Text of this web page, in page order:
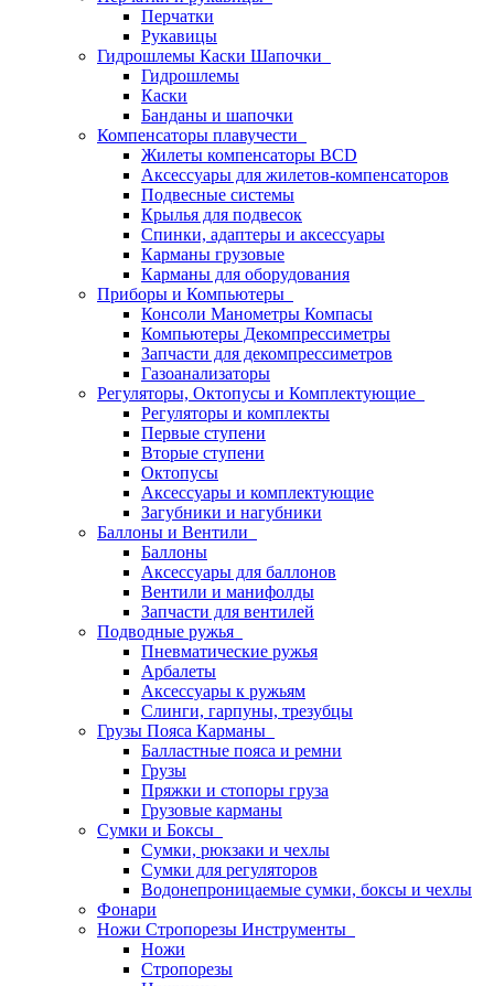
Перчатки
Рукавицы
Гидрошлемы Каски Шапочки
Гидрошлемы
Каски
Банданы и шапочки
Компенсаторы плавучести
Жилеты компенсаторы BCD
Аксессуары для жилетов-компенсаторов
Подвесные системы
Крылья для подвесок
Спинки, адаптеры и аксессуары
Карманы грузовые
Карманы для оборудования
Приборы и Компьютеры
Консоли Манометры Компасы
Компьютеры Декомпрессиметры
Запчасти для декомпрессиметров
Газоанализаторы
Регуляторы, Октопусы и Комплектующие
Регуляторы и комплекты
Первые ступени
Вторые ступени
Октопусы
Аксессуары и комплектующие
Загубники и нагубники
Баллоны и Вентили
Баллоны
Аксессуары для баллонов
Вентили и манифолды
Запчасти для вентилей
Подводные ружья
Пневматические ружья
Арбалеты
Аксессуары к ружьям
Слинги, гарпуны, трезубцы
Грузы Пояса Карманы
Балластные пояса и ремни
Грузы
Пряжки и стопоры груза
Грузовые карманы
Сумки и Боксы
Сумки, рюкзаки и чехлы
Сумки для регуляторов
Водонепроницаемые сумки, боксы и чехлы
Фонари
Ножи Стропорезы Инструменты
Ножи
Стропорезы